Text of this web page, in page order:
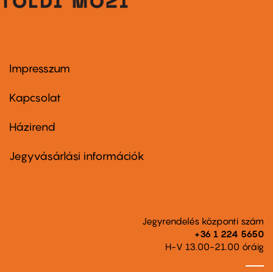
Footer
first
Impresszum
Kapcsolat
Footer
second
Házirend
Jegyvásárlási információk
Jegyrendelés központi szám
+36 1 224 5650
H-V 13.00-21.00 óráig